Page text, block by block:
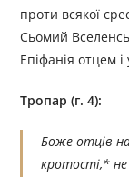
проти всякої
Сьомий
Епіфанія отцем
Тропар (г. 4):
Боже отців
кротості,*